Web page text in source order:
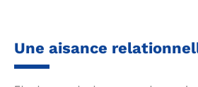
Une aisance